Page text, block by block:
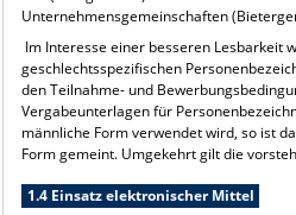
Unternehmensgemeinschaften
Im Interesse einer besseren Lesbarkeit
geschlechtsspezifischen
den Teilnahme- und
Vergabeunterlagen für
männliche Form verwendet wird, so ist
Form gemeint. Umgekehrt gilt die
1.4 Einsatz elektronischer Mittel